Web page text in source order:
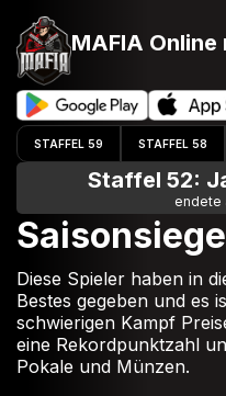
MAFIA Online
STAFFEL 59 STAFFEL 58
Staffel 52:
endete
Diese Spieler haben in
Bestes gegeben und es
schwierigen Kampf
eine Rekordpunktzahl
Pokale und Münzen.